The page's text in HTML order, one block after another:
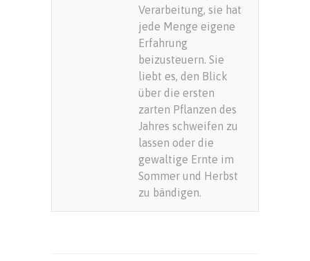
Verarbeitung, sie hat
jede Menge eigene
Erfahrung
beizusteuern. Sie
liebt es, den Blick
über die ersten
zarten Pflanzen des
Jahres schweifen zu
lassen oder die
gewaltige Ernte im
Sommer und Herbst
zu bändigen.